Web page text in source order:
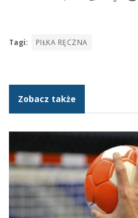
Tagi: PIŁKA RĘCZNA
Zobacz także